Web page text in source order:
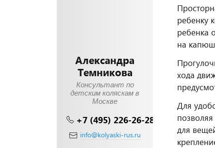
Александра
Темникова
Консультант по
детским коляскам в
Москве
+7 (495) 226-26-28
info@kolyaski-rus.ru
ребенку
ребенка
на
хода
Для
для